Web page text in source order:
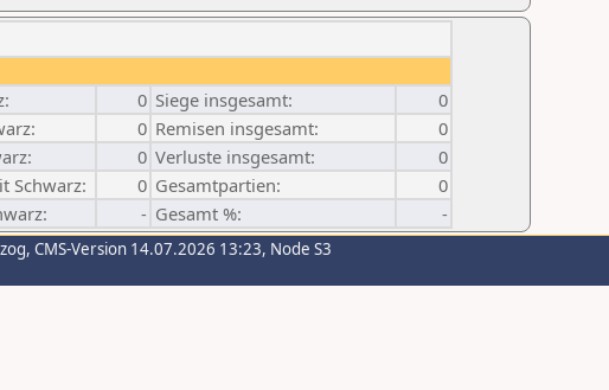
0 Siege insgesamt:
0
0 Remisen insgesamt:
0
0 Verluste insgesamt:
0
Schwarz: 0 Gesamtpartien:
0
- Gesamt %: -
, CMS-Version 14.07.2026 13:23, Node S3